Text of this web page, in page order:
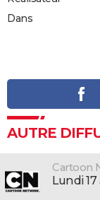
Dans
AUTRE
Cartoon
lundi